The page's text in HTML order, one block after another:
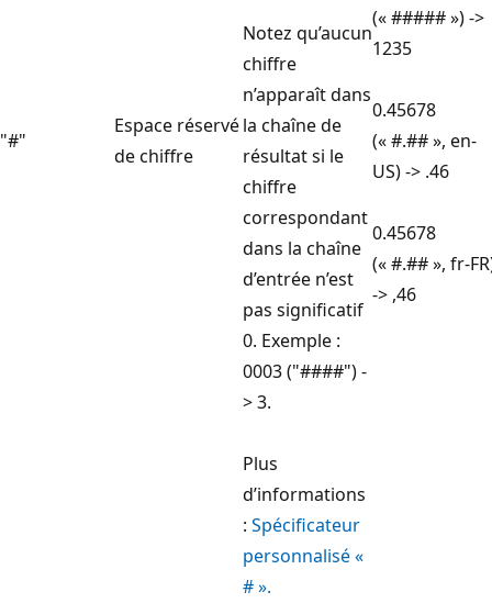
"#"
Espace réservé
de chiffre
Notez qu’aucun
chiffre
n’apparaît dans
la chaîne de
résultat si le
chiffre
correspondant
dans la chaîne
d’entrée n’est
pas significatif
0. Exemple :
0003 ("####") -
> 3.
Plus
d’informations
: Spécificateur
personnalisé «
# ».
(« ##### ») ->
1235
0.45678
(« #.## », en-
US) -> .46
0.45678
(« #.## », fr-
-> ,46